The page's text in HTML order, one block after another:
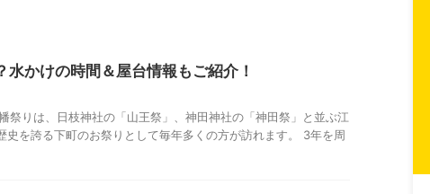
かけの時間＆屋台情報もご紹介！
祭りは、日枝神社の「山王祭」、神田神社の「神田祭」と並ぶ江
史を誇る下町のお祭りとして毎年多くの方が訪れます。 3年を周